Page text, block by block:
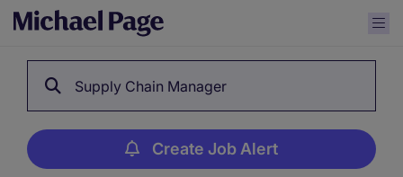
Supply Chain Manager
Create Job Alert